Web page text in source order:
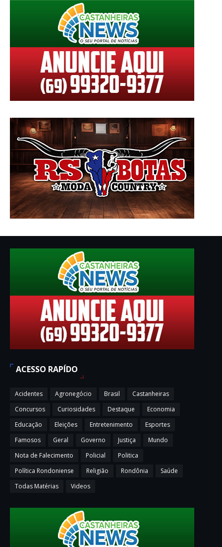
ACESSO RAPÍDO
Acidentes Agronegócio Brasil
Castanheiras
Concursos
Curiosidades Destaque
Economia
Educação
Eleições Entretenimento
Esportes
Famosos
Geral Governo Justiça
Mundo
Nota de Falecimento
Policial
Politica
Política Rondoniense
Religião Rondônia
Saúde
Todas Matérias
Videos